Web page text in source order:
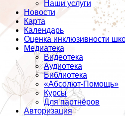
Наши услуги
Новости
Карта
Календарь
Оценка инклюзивности
Медиатека
Видеотека
Аудиотека
Библиотека
«Абсолют-Помощь»
Курсы
Для партнёров
Авторизация